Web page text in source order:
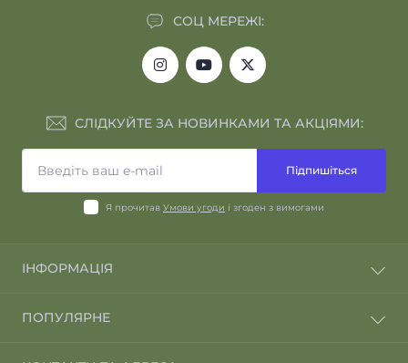
СОЦ МЕРЕЖІ:
СЛІДКУЙТЕ ЗА НОВИНКАМИ ТА АКЦІЯМИ:
Підпишіться
Я прочитав Умови угоди і згоден з вимогами
ІНФОРМАЦІЯ
Відгуки клієнтів
ПОПУЛЯРНЕ